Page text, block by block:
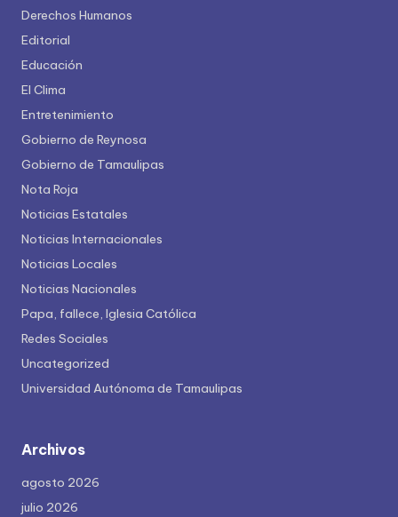
Derechos Humanos
Editorial
Educación
El Clima
Entretenimiento
Gobierno de Reynosa
Gobierno de Tamaulipas
Nota Roja
Noticias Estatales
Noticias Internacionales
Noticias Locales
Noticias Nacionales
Papa, fallece, Iglesia Católica
Redes Sociales
Uncategorized
Universidad Autónoma de Tamaulipas
Archivos
agosto 2026
julio 2026